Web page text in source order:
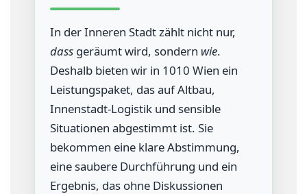
In der Inneren Stadt zählt nicht nur,
dass geräumt wird, sondern wie.
Deshalb bieten wir in 1010 Wien ein
Leistungspaket, das auf Altbau,
Innenstadt-Logistik und sensible
Situationen abgestimmt ist. Sie
bekommen eine klare Abstimmung,
eine saubere Durchführung und ein
Ergebnis, das ohne Diskussionen